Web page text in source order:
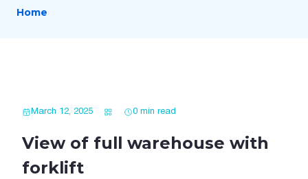
Home
March 12, 2025 0 min read
View of full warehouse with
forklift